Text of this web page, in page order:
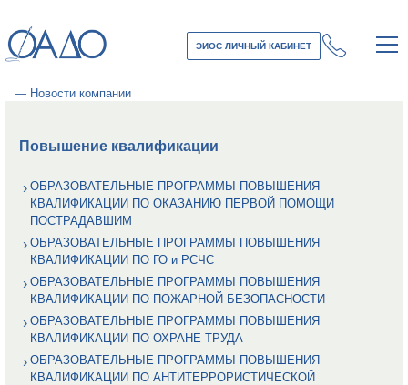
ЭИОС ЛИЧНЫЙ КАБИНЕТ
— Новости компании
Повышение квалификации
ОБРАЗОВАТЕЛЬНЫЕ ПРОГРАММЫ ПОВЫШЕНИЯ
КВАЛИФИКАЦИИ ПО ОКАЗАНИЮ ПЕРВОЙ ПОМОЩИ
ПОСТРАДАВШИМ
ОБРАЗОВАТЕЛЬНЫЕ ПРОГРАММЫ ПОВЫШЕНИЯ
КВАЛИФИКАЦИИ ПО ГО и РСЧС
ОБРАЗОВАТЕЛЬНЫЕ ПРОГРАММЫ ПОВЫШЕНИЯ
КВАЛИФИКАЦИИ ПО ПОЖАРНОЙ БЕЗОПАСНОСТИ
ОБРАЗОВАТЕЛЬНЫЕ ПРОГРАММЫ ПОВЫШЕНИЯ
КВАЛИФИКАЦИИ ПО ОХРАНЕ ТРУДА
ОБРАЗОВАТЕЛЬНЫЕ ПРОГРАММЫ ПОВЫШЕНИЯ
КВАЛИФИКАЦИИ ПО АНТИТЕРРОРИСТИЧЕСКОЙ